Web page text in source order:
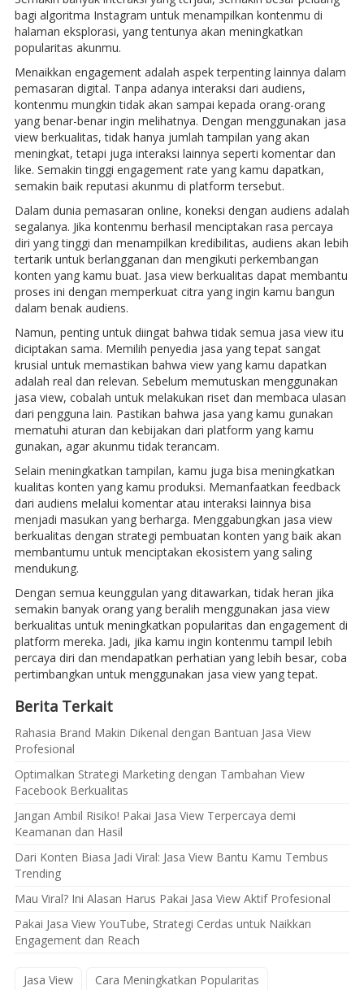
bagi algoritma Instagram untuk menampilkan kontenmu di
halaman eksplorasi, yang tentunya akan meningkatkan
popularitas akunmu.
Menaikkan engagement adalah aspek terpenting lainnya dalam
pemasaran digital. Tanpa adanya interaksi dari audiens,
kontenmu mungkin tidak akan sampai kepada orang-orang
yang benar-benar ingin melihatnya. Dengan menggunakan jasa
view berkualitas, tidak hanya jumlah tampilan yang akan
meningkat, tetapi juga interaksi lainnya seperti komentar dan
like. Semakin tinggi engagement rate yang kamu dapatkan,
semakin baik reputasi akunmu di platform tersebut.
Dalam dunia pemasaran online, koneksi dengan audiens adalah
segalanya. Jika kontenmu berhasil menciptakan rasa percaya
diri yang tinggi dan menampilkan kredibilitas, audiens akan lebih
tertarik untuk berlangganan dan mengikuti perkembangan
konten yang kamu buat. Jasa view berkualitas dapat membantu
proses ini dengan memperkuat citra yang ingin kamu bangun
dalam benak audiens.
Namun, penting untuk diingat bahwa tidak semua jasa view itu
diciptakan sama. Memilih penyedia jasa yang tepat sangat
krusial untuk memastikan bahwa view yang kamu dapatkan
adalah real dan relevan. Sebelum memutuskan menggunakan
jasa view, cobalah untuk melakukan riset dan membaca ulasan
dari pengguna lain. Pastikan bahwa jasa yang kamu gunakan
mematuhi aturan dan kebijakan dari platform yang kamu
gunakan, agar akunmu tidak terancam.
Selain meningkatkan tampilan, kamu juga bisa meningkatkan
kualitas konten yang kamu produksi. Memanfaatkan feedback
dari audiens melalui komentar atau interaksi lainnya bisa
menjadi masukan yang berharga. Menggabungkan jasa view
berkualitas dengan strategi pembuatan konten yang baik akan
membantumu untuk menciptakan ekosistem yang saling
mendukung.
Dengan semua keunggulan yang ditawarkan, tidak heran jika
semakin banyak orang yang beralih menggunakan jasa view
berkualitas untuk meningkatkan popularitas dan engagement di
platform mereka. Jadi, jika kamu ingin kontenmu tampil lebih
percaya diri dan mendapatkan perhatian yang lebih besar, coba
pertimbangkan untuk menggunakan jasa view yang tepat.
Berita Terkait
Rahasia Brand Makin Dikenal dengan Bantuan Jasa View
Profesional
Optimalkan Strategi Marketing dengan Tambahan View
Facebook Berkualitas
Jangan Ambil Risiko! Pakai Jasa View Terpercaya demi
Keamanan dan Hasil
Dari Konten Biasa Jadi Viral: Jasa View Bantu Kamu Tembus
Trending
Mau Viral? Ini Alasan Harus Pakai Jasa View Aktif Profesional
Pakai Jasa View YouTube, Strategi Cerdas untuk Naikkan
Engagement dan Reach
Jasa View Cara Meningkatkan Popularitas